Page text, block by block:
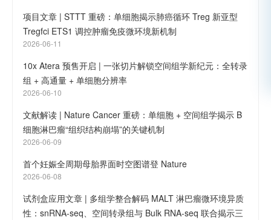
项目文章 | STTT 重磅：单细胞揭示肺癌循环 Treg 新亚型
Tregfci ETS1 调控肿瘤免疫微环境新机制
2026-06-11
10x Atera 预售开启 | 一张切片解锁空间组学新纪元：全转录
组 + 高通量 + 单细胞分辨率
2026-06-10
文献解读 | Nature Cancer 重磅：单细胞 + 空间组学揭示 B
细胞淋巴瘤“组织结构崩塌”的关键机制
2026-06-09
首个妊娠全周期母胎界面时空图谱登 Nature
2026-06-08
试剂盒应用文章 | 多组学整合解码 MALT 淋巴瘤微环境异质
性：snRNA-seq、空间转录组与 Bulk RNA-seq 联合揭示三